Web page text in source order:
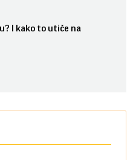
I kako to utiče na